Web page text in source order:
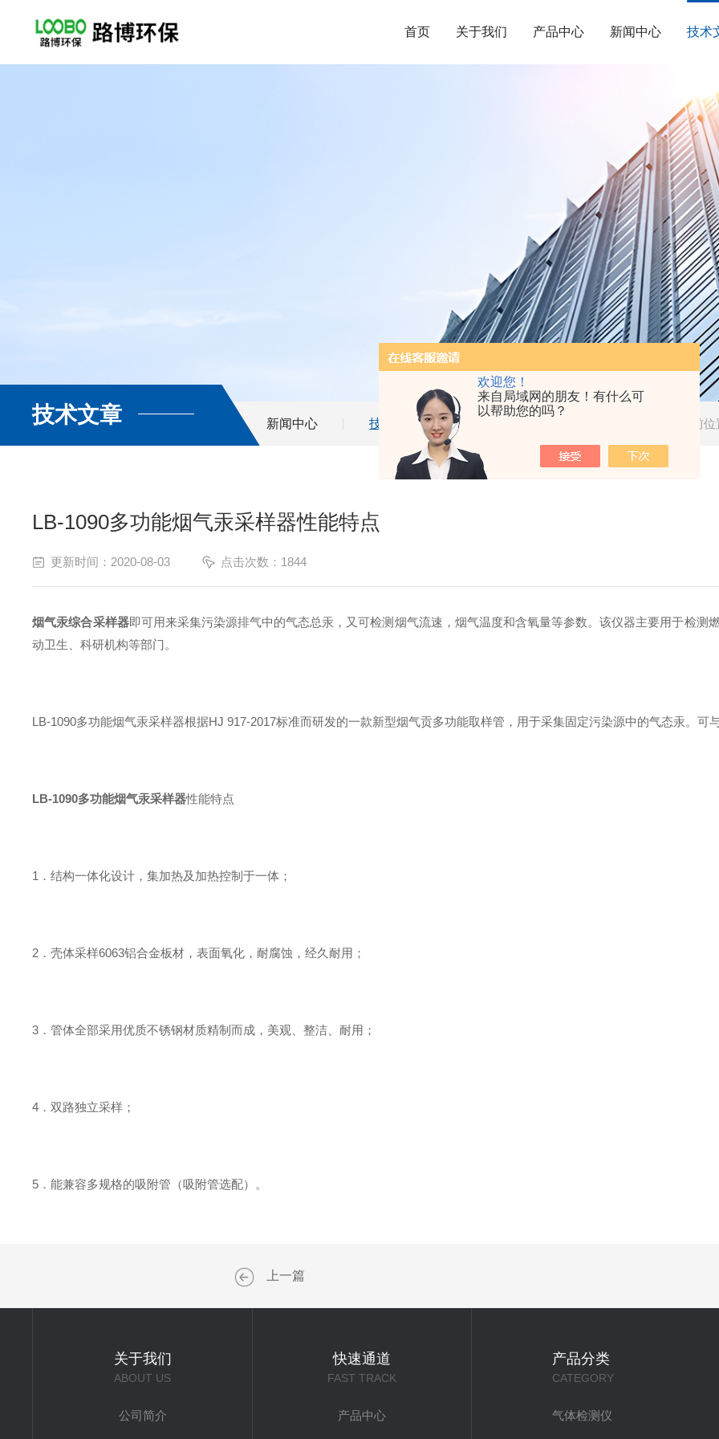
欢迎您！
来自局域网的朋友！有什么可
以帮助您的吗？
首页 关于我们 产品中心 新闻中心 技术
技术文章 新闻中心 技术文章 当前位
LB-1090多功能烟气汞采样器性能特点
更新时间：2020-08-03 点击次数：1844
烟气汞综合采样器即可用来采集污染源排气中的气态总汞，又可检测烟气流速，烟气温度和含氧量等参数。该仪器主要用于检测
动卫生、科研机构等部门。
LB-1090多功能烟气汞采样器根据HJ 917-2017标准而研发的一款新型烟气贡多功能取样管，用于采集固定污染源中的气态汞。可
LB-1090多功能烟气汞采样器性能特点
1．结构一体化设计，集加热及加热控制于一体；
2．壳体采样6063铝合金板材，表面氧化，耐腐蚀，经久耐用；
3．管体全部采用优质不锈钢材质精制而成，美观、整洁、耐用；
4．双路独立采样；
5．能兼容多规格的吸附管（吸附管选配）。
上一篇
关于我们
ABOUT US
公司简介
快速通道
FAST TRACK
产品中心
产品分类
CATEGORY
气体检测仪